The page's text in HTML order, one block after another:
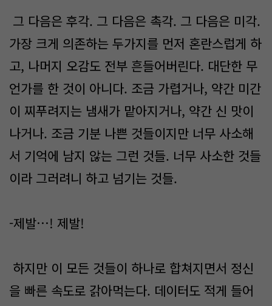
그 다음은 후각. 그 다음은 촉각. 그 다음은 미각.
가장 크게 의존하는 두가지를 먼저 혼란스럽게 하
고, 나머지 오감도 전부 흔들어버린다. 대단한 무
언가를 한 것이 아니다. 조금 가렵거나, 약간 미간
이 찌푸려지는 냄새가 맡아지거나, 약간 신 맛이
나거나. 조금 기분 나쁜 것들이지만 너무 사소해
서 기억에 남지 않는 그런 것들. 너무 사소한 것들
이라 그러려니 하고 넘기는 것들.
-제발…! 제발!
하지만 이 모든 것들이 하나로 합쳐지면서 정신
을 빠른 속도로 갉아먹는다. 데이터도 적게 들어